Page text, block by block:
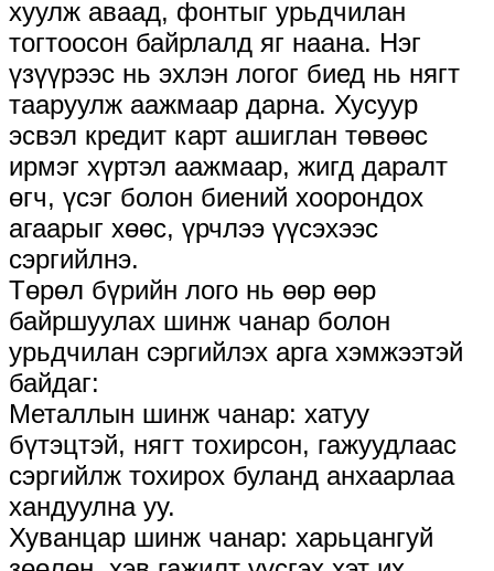
хуулж аваад, фонтыг урьдчилан
тогтоосон байрлалд яг наана. Нэг
үзүүрээс нь эхлэн логог биед нь нягт
тааруулж аажмаар дарна. Хусуур
эсвэл кредит карт ашиглан төвөөс
ирмэг хүртэл аажмаар, жигд даралт
өгч, үсэг болон биений хоорондох
агаарыг хөөс, үрчлээ үүсэхээс
сэргийлнэ.
Төрөл бүрийн лого нь өөр өөр
байршуулах шинж чанар болон
урьдчилан сэргийлэх арга хэмжээтэй
байдаг:
Металлын шинж чанар: хатуу
бүтэцтэй, нягт тохирсон, гажуудлаас
сэргийлж тохирох буланд анхаарлаа
хандуулна уу.
Хуванцар шинж чанар: харьцангуй